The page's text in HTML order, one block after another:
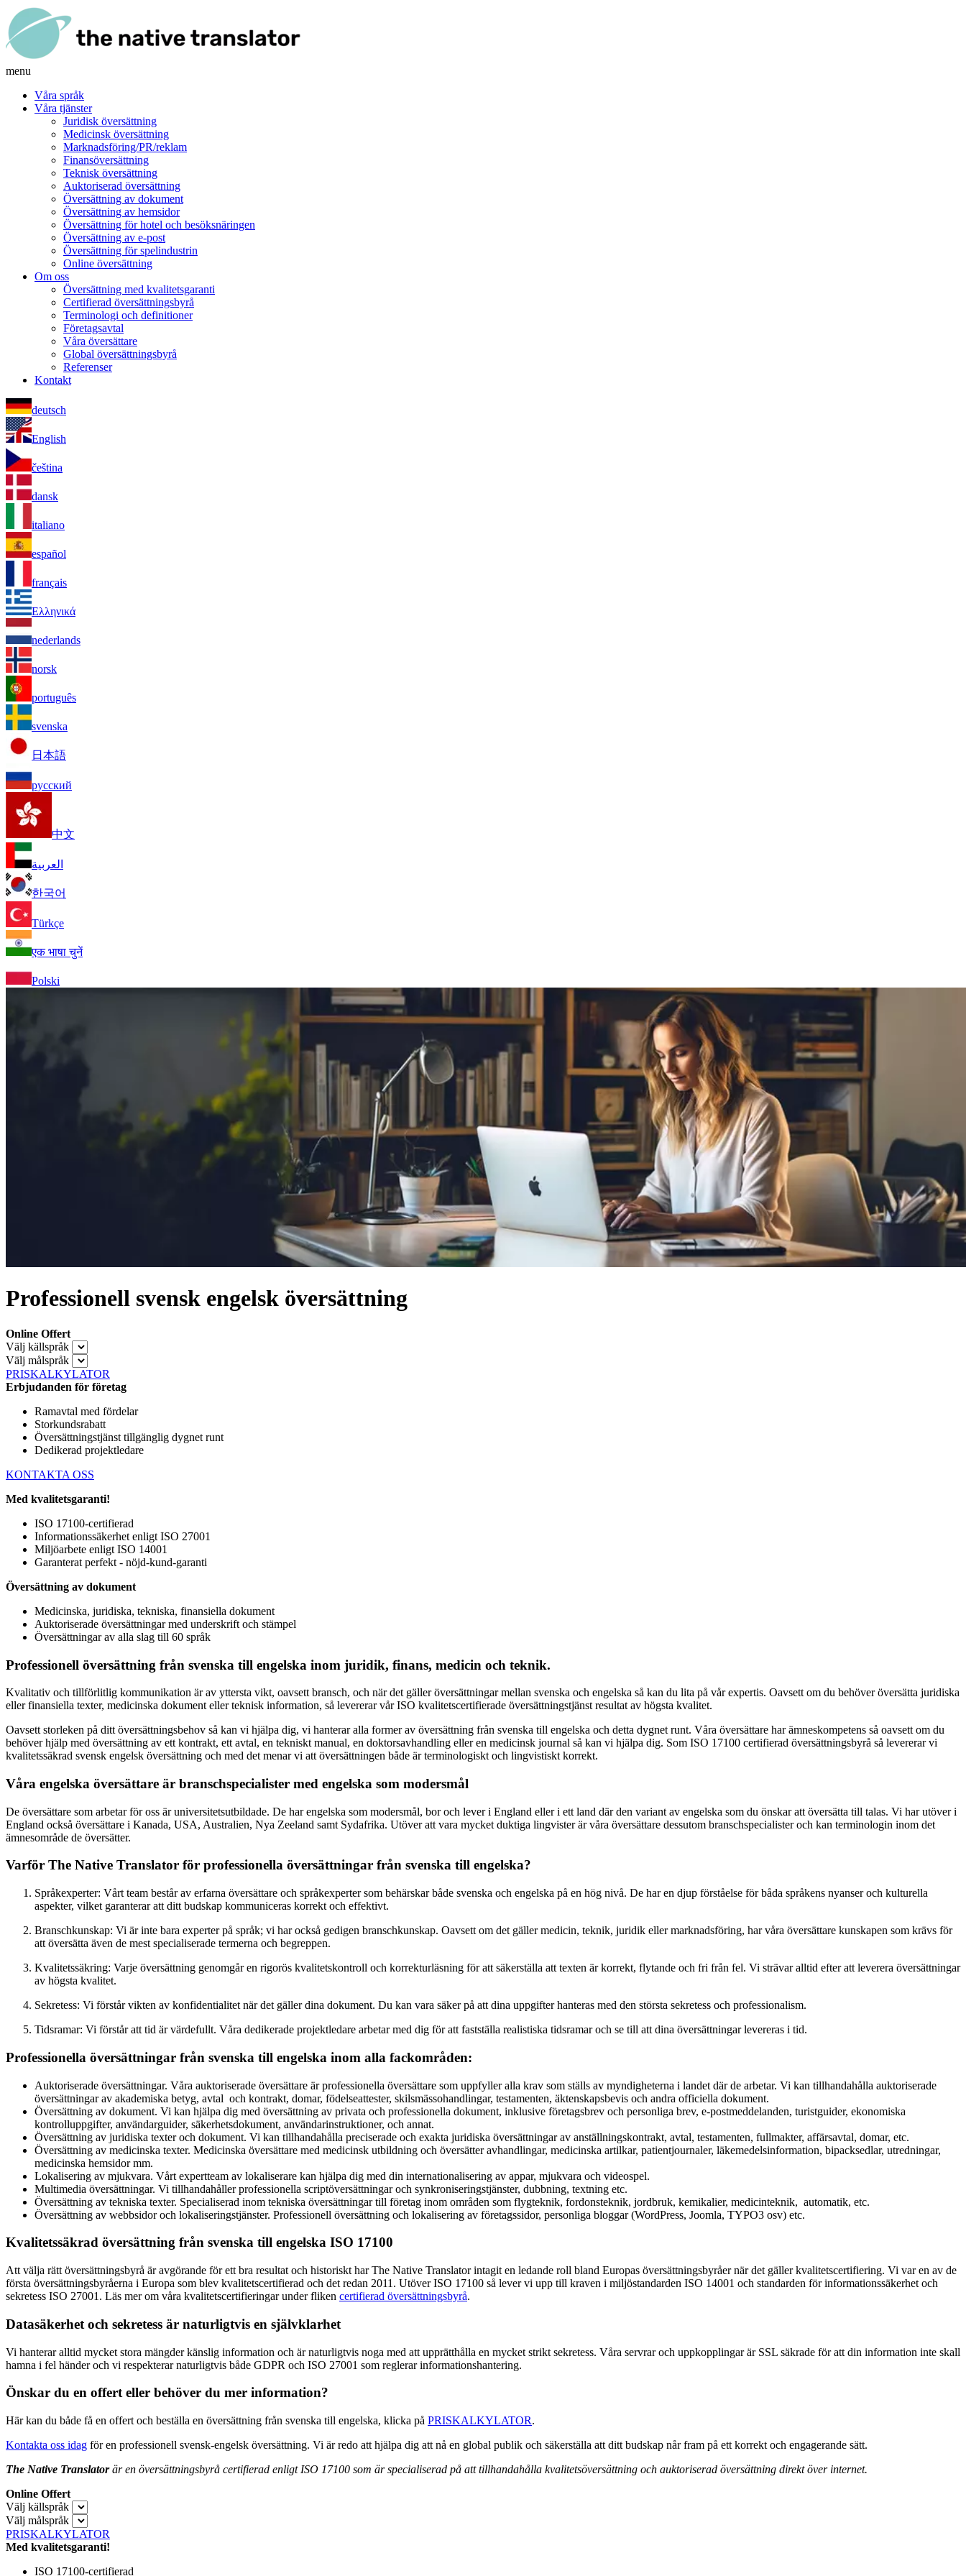
menu
Våra språk
Våra tjänster
Juridisk översättning
Medicinsk översättning
Marknadsföring/PR/reklam
Finansöversättning
Teknisk översättning
Auktoriserad översättning
Översättning av dokument
Översättning av hemsidor
Översättning för hotel och besöksnäringen
Översättning av e-post
Översättning för spelindustrin
Online översättning
Om oss
Översättning med kvalitetsgaranti
Certifierad översättningsbyrå
Terminologi och definitioner
Företagsavtal
Våra översättare
Global översättningsbyrå
Referenser
Kontakt
deutsch
English
čeština
dansk
italiano
español
français
Ελληνικά
nederlands
norsk
português
svenska
日本語
русский
中文
العربية
한국어
Türkçe
एक भाषा चुनें
Polski
Professionell svensk engelsk översättning
Online Offert
Välj källspråk
Välj målspråk
PRISKALKYLATOR
Erbjudanden för företag
Ramavtal med fördelar
Storkundsrabatt
Översättningstjänst tillgänglig dygnet runt
Dedikerad projektledare
KONTAKTA OSS
Med kvalitetsgaranti!
ISO 17100-certifierad
Informationssäkerhet enligt ISO 27001
Miljöarbete enligt ISO 14001
Garanterat perfekt - nöjd-kund-garanti
Översättning av dokument
Medicinska, juridiska, tekniska, finansiella dokument
Auktoriserade översättningar med underskrift och stämpel
Översättningar av alla slag till 60 språk
Professionell översättning från svenska till engelska inom juridik, finans, medicin och teknik.
Kvalitativ och tillförlitlig kommunikation är av yttersta vikt, oavsett bransch, och när det gäller översättningar mellan svenska och engelska så kan du lita på vår expertis. Oavsett om du behöver översätta juridiska
eller finansiella texter, medicinska dokument eller teknisk information, så levererar vår ISO kvalitetscertifierade översättningstjänst resultat av högsta kvalitet.
Oavsett storleken på ditt översättningsbehov så kan vi hjälpa dig, vi hanterar alla former av översättning från svenska till engelska och detta dygnet runt. Våra översättare har ämneskompetens så oavsett om du
behöver hjälp med översättning av ett kontrakt, ett avtal, en tekniskt manual, en doktorsavhandling eller en medicinsk journal så kan vi hjälpa dig. Som ISO 17100 certifierad översättningsbyrå så levererar vi
kvalitetssäkrad svensk engelsk översättning och med det menar vi att översättningen både är terminologiskt och lingvistiskt korrekt.
Våra engelska översättare är branschspecialister med engelska som modersmål
De översättare som arbetar för oss är universitetsutbildade. De har engelska som modersmål, bor och lever i England eller i ett land där den variant av engelska som du önskar att översätta till talas. Vi har utöver i
England också översättare i Kanada, USA, Australien, Nya Zeeland samt Sydafrika. Utöver att vara mycket duktiga lingvister är våra översättare dessutom branschspecialister och kan terminologin inom det
ämnesområde de översätter.
Varför The Native Translator för professionella översättningar från svenska till engelska?
Språkexperter: Vårt team består av erfarna översättare och språkexperter som behärskar både svenska och engelska på en hög nivå. De har en djup förståelse för båda språkens nyanser och kulturella
aspekter, vilket garanterar att ditt budskap kommuniceras korrekt och effektivt.
Branschkunskap: Vi är inte bara experter på språk; vi har också gedigen branschkunskap. Oavsett om det gäller medicin, teknik, juridik eller marknadsföring, har våra översättare kunskapen som krävs för
att översätta även de mest specialiserade termerna och begreppen.
Kvalitetssäkring: Varje översättning genomgår en rigorös kvalitetskontroll och korrekturläsning för att säkerställa att texten är korrekt, flytande och fri från fel. Vi strävar alltid efter att leverera översättningar
av högsta kvalitet.
Sekretess: Vi förstår vikten av konfidentialitet när det gäller dina dokument. Du kan vara säker på att dina uppgifter hanteras med den största sekretess och professionalism.
Tidsramar: Vi förstår att tid är värdefullt. Våra dedikerade projektledare arbetar med dig för att fastställa realistiska tidsramar och se till att dina översättningar levereras i tid.
Professionella översättningar från svenska till engelska inom alla fackområden:
Auktoriserade översättningar. Våra auktoriserade översättare är professionella översättare som uppfyller alla krav som ställs av myndigheterna i landet där de arbetar. Vi kan tillhandahålla auktoriserade
översättningar av akademiska betyg, avtal och kontrakt, domar, födelseattester, skilsmässohandlingar, testamenten, äktenskapsbevis och andra officiella dokument.
Översättning av dokument. Vi kan hjälpa dig med översättning av privata och professionella dokument, inklusive företagsbrev och personliga brev, e-postmeddelanden, turistguider, ekonomiska
kontrolluppgifter, användarguider, säkerhetsdokument, användarinstruktioner, och annat.
Översättning av juridiska texter och dokument. Vi kan tillhandahålla preciserade och exakta juridiska översättningar av anställningskontrakt, avtal, testamenten, fullmakter, affärsavtal, domar, etc.
Översättning av medicinska texter. Medicinska översättare med medicinsk utbildning och översätter avhandlingar, medicinska artilkar, patientjournaler, läkemedelsinformation, bipacksedlar, utredningar,
medicinska hemsidor mm.
Lokalisering av mjukvara. Vårt expertteam av lokaliserare kan hjälpa dig med din internationalisering av appar, mjukvara och videospel.
Multimedia översättningar. Vi tillhandahåller professionella scriptöversättningar och synkroniseringstjänster, dubbning, textning etc.
Översättning av tekniska texter. Specialiserad inom tekniska översättningar till företag inom områden som flygteknik, fordonsteknik, jordbruk, kemikalier, medicinteknik, automatik, etc.
Översättning av webbsidor och lokaliseringstjänster. Professionell översättning och lokalisering av företagssidor, personliga bloggar (WordPress, Joomla, TYPO3 osv) etc.
Kvalitetssäkrad översättning från svenska till engelska ISO 17100
Att välja rätt översättningsbyrå är avgörande för ett bra resultat och historiskt har The Native Translator intagit en ledande roll bland Europas översättningsbyråer när det gäller kvalitetscertifiering. Vi var en av de
första översättningsbyråerna i Europa som blev kvalitetscertifierad och det redan 2011. Utöver ISO 17100 så lever vi upp till kraven i miljöstandarden ISO 14001 och standarden för informationssäkerhet och
sekretess ISO 27001. Läs mer om våra kvalitetscertifieringar under fliken certifierad översättningsbyrå.
Datasäkerhet och sekretess är naturligtvis en självklarhet
Vi hanterar alltid mycket stora mängder känslig information och är naturligtvis noga med att upprätthålla en mycket strikt sekretess. Våra servrar och uppkopplingar är SSL säkrade för att din information inte skall
hamna i fel händer och vi respekterar naturligtvis både GDPR och ISO 27001 som reglerar informationshantering.
Önskar du en offert eller behöver du mer information?
Här kan du både få en offert och beställa en översättning från svenska till engelska, klicka på PRISKALKYLATOR.
Kontakta oss idag för en professionell svensk-engelsk översättning. Vi är redo att hjälpa dig att nå en global publik och säkerställa att ditt budskap når fram på ett korrekt och engagerande sätt.
The Native Translatorär en översättningsbyrå certifierad enligt ISO 17100 som är specialiserad på att tillhandahålla kvalitetsöversättning och auktoriserad översättning direkt över internet.
Online Offert
Välj källspråk
Välj målspråk
PRISKALKYLATOR
Med kvalitetsgaranti!
ISO 17100-certifierad